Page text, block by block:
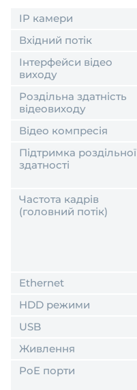
IP камери
Вхідний потік
Інтерфейси відео
виходу
Роздільна здатність
відеовиходу
Відео компресія
Підтримка роздільної
здатності
Частота кадрів
(головний потік)
Ethernet
HDD режими
USB
Живлення
PoE порти